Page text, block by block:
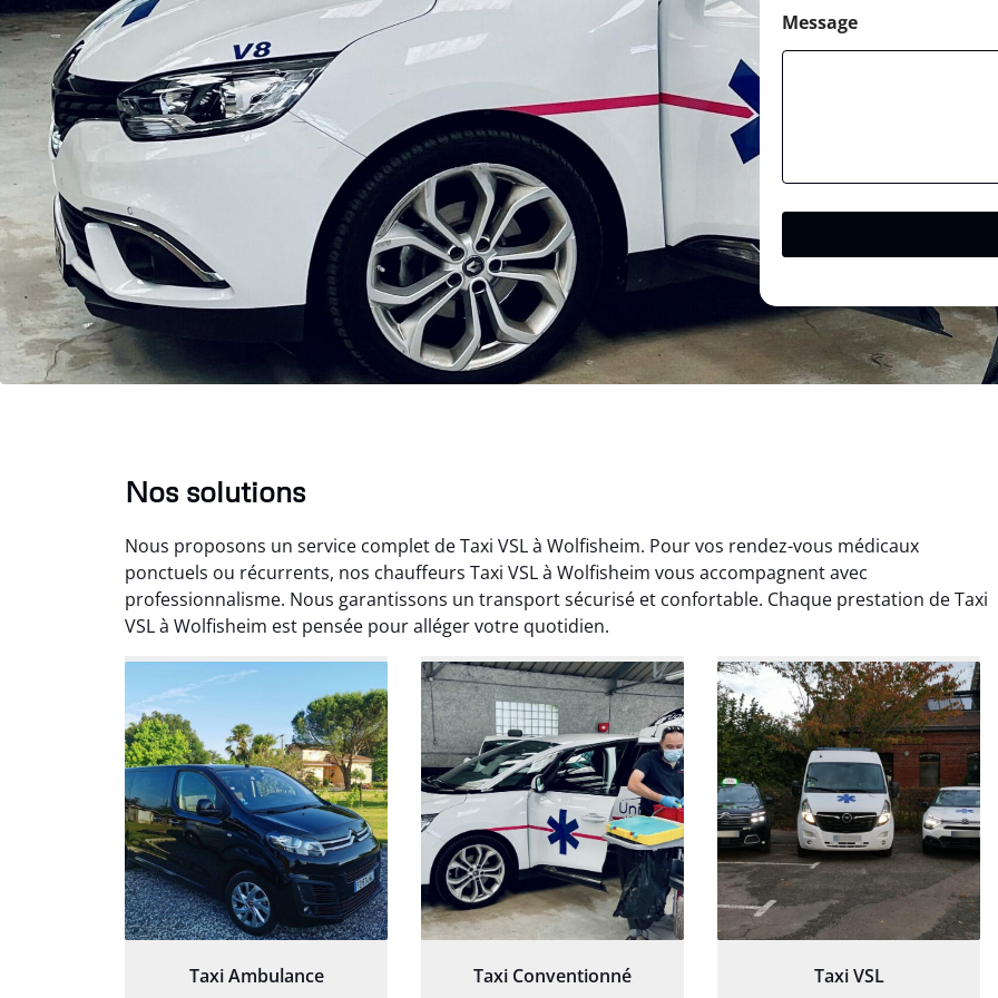
Message
Nos solutions
Nous proposons un service complet de Taxi VSL à Wolfisheim. Pour vos rendez-vous médicaux
ponctuels ou récurrents, nos chauffeurs Taxi VSL à Wolfisheim vous accompagnent avec
professionnalisme. Nous garantissons un transport sécurisé et confortable. Chaque prestation de Taxi
VSL à Wolfisheim est pensée pour alléger votre quotidien.
Taxi Ambulance Taxi Conventionné Taxi VSL
Arnaud Deschamps
30 janvier 2025
Très satisfait du transport,
tout s’est bien déroulé.
Chauffeur à l’écoute et
patient.
Jérémy Ferrand
8 septembre 2024
Transport ponctuel et
personnel très attentionné.
Très satisfait du service.